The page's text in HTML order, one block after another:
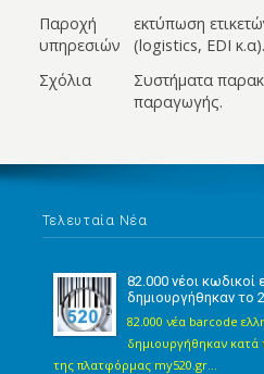
Παροχή
υπηρεσιών
εκτύπωση
(logistics, EDI κ.α).
Σχόλια
Συστήματα
παραγωγής.
Τελευταία Νέα
82.000 νέοι κωδικοί
δημιουργήθηκαν το
82.000 νέα barcode
δημιουργήθηκαν κατά
της πλατφόρμας my520.gr...